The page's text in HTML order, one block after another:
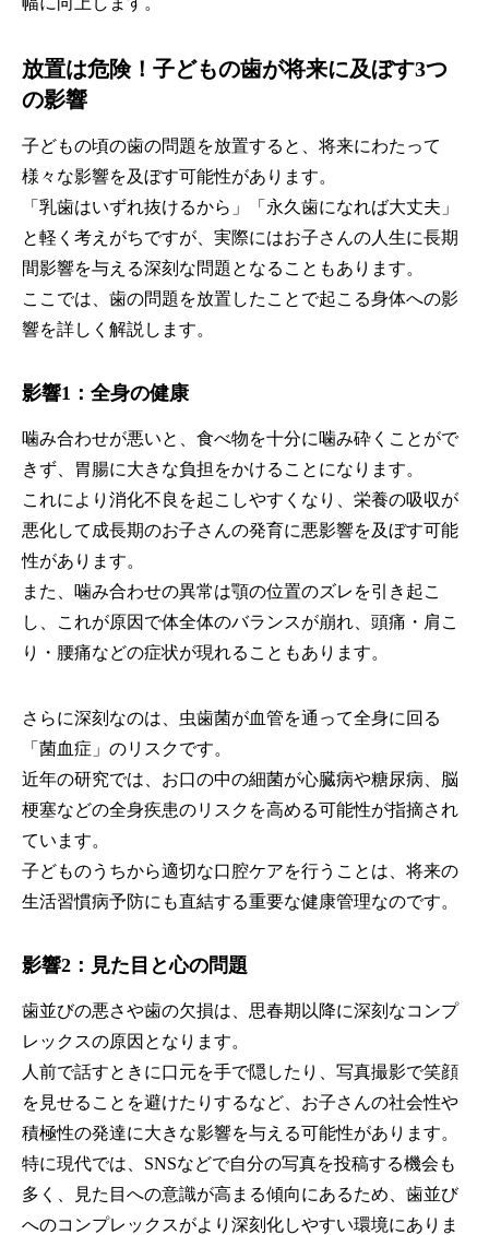
放置は危険！子どもの歯が将来に及ぼす3つ
の影響
子どもの頃の歯の問題を放置すると、将来にわたって
様々な影響を及ぼす可能性があります。
「乳歯はいずれ抜けるから」「永久歯になれば大丈夫」
と軽く考えがちですが、実際にはお子さんの人生に長期
間影響を与える深刻な問題となることもあります。
ここでは、歯の問題を放置したことで起こる身体への影
響を詳しく解説します。
影響1：全身の健康
噛み合わせが悪いと、食べ物を十分に噛み砕くことがで
きず、胃腸に大きな負担をかけることになります。
これにより消化不良を起こしやすくなり、栄養の吸収が
悪化して成長期のお子さんの発育に悪影響を及ぼす可能
性があります。
また、噛み合わせの異常は顎の位置のズレを引き起こ
し、これが原因で体全体のバランスが崩れ、頭痛・肩こ
り・腰痛などの症状が現れることもあります。
さらに深刻なのは、虫歯菌が血管を通って全身に回る
「菌血症」のリスクです。
近年の研究では、お口の中の細菌が心臓病や糖尿病、脳
梗塞などの全身疾患のリスクを高める可能性が指摘され
ています。
子どものうちから適切な口腔ケアを行うことは、将来の
生活習慣病予防にも直結する重要な健康管理なのです。
影響2：見た目と心の問題
歯並びの悪さや歯の欠損は、思春期以降に深刻なコンプ
レックスの原因となります。
人前で話すときに口元を手で隠したり、写真撮影で笑顔
を見せることを避けたりするなど、お子さんの社会性や
積極性の発達に大きな影響を与える可能性があります。
特に現代では、SNSなどで自分の写真を投稿する機会も
多く、見た目への意識が高まる傾向にあるため、歯並び
へのコンプレックスがより深刻化しやすい環境にありま